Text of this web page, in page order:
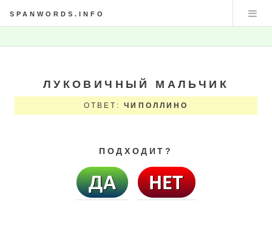
SPANWORDS.INFO
ЛУКОВИЧНЫЙ МАЛЬЧИК
ОТВЕТ:ЧИПОЛЛИНО
ПОДХОДИТ?